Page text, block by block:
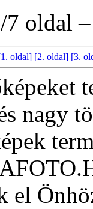
7 oldal
oldal] [2. oldal] [3.
nagy
el